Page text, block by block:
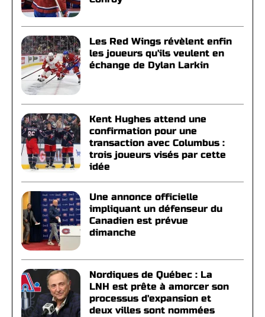
Les Red Wings révèlent enfin
les joueurs qu'ils veulent en
échange de Dylan Larkin
Kent Hughes attend une
confirmation pour une
transaction avec Columbus :
trois joueurs visés par cette
idée
Une annonce officielle
impliquant un défenseur du
Canadien est prévue
dimanche
Nordiques de Québec : La
LNH est prête à amorcer son
processus d'expansion et
deux villes sont nommées